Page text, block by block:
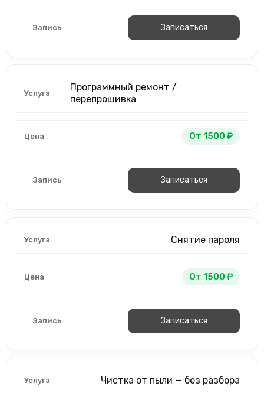
Записаться
Программный ремонт /
перепрошивка
От 1500 ₽
Записаться
Снятие пароля
От 1500 ₽
Записаться
Чистка от пыли — без разбора